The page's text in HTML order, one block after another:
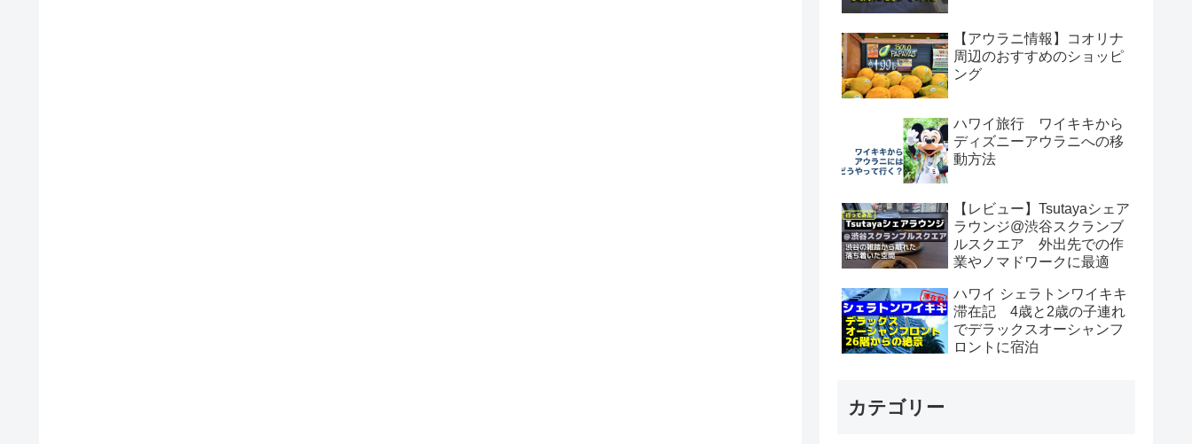
【アウラニ情報】コオリナ
周辺のおすすめのショッピ
ング
ハワイ旅行 ワイキキから
ディズニーアウラニへの移
動方法
【レビュー】Tsutayaシェア
ラウンジ@渋谷スクランブ
ルスクエア 外出先での作
業やノマドワークに最適
ハワイ シェラトンワイキキ
滞在記 4歳と2歳の子連れ
でデラックスオーシャンフ
ロントに宿泊
カテゴリー